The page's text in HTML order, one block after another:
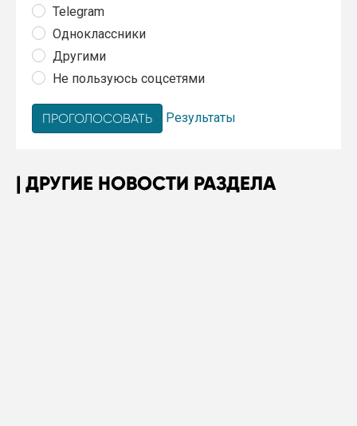
Telegram
Одноклассники
Другими
Не пользуюсь соцсетями
Результаты
ДРУГИЕ НОВОСТИ РАЗДЕЛА